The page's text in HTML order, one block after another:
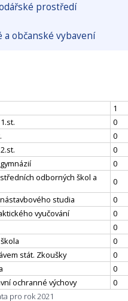
prostředí
a občanské vybavení
1
0
0
0
0
odborných škol a
0
studia
0
vyučování
0
0
0
stát. Zkoušky
0
0
ochranné výchovy
0
pro rok 2021